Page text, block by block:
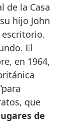
de la Casa
hijo John
escritorio.
El
en 1964,
que
de